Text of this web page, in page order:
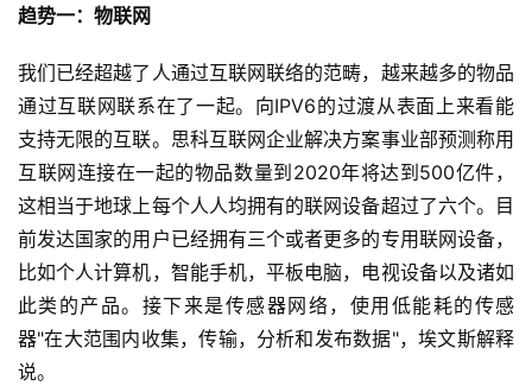
趋势一：物联网
我们已经超越了人通过互联网联络的范畴，越来越多的物品
通过互联网联系在了一起。向IPV6的过渡从表面上来看能
支持无限的互联。思科互联网企业解决方案事业部预测称用
互联网连接在一起的物品数量到2020年将达到500亿件，
这相当于地球上每个人人均拥有的联网设备超过了六个。目
前发达国家的用户已经拥有三个或者更多的专用联网设备，
比如个人计算机，智能手机，平板电脑，电视设备以及诸如
此类的产品。接下来是传感器网络，使用低能耗的传感
器"在大范围内收集，传输，分析和发布数据"，埃文斯解释
说。